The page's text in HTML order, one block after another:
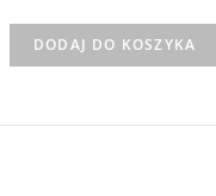
DODAJ DO KOSZYKA